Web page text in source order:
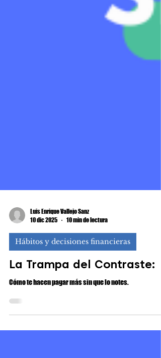
Luis Enrique Vallejo Sanz
10 dic 2025
10 min de lectura
Hábitos y decisiones financieras
La Trampa del Contraste: